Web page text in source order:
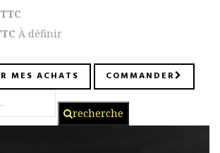
À définir
MES ACHATS COMMANDER
recherche